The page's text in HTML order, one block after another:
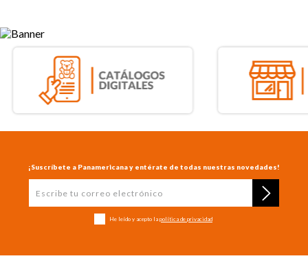
¡Suscríbete a Panamericana y entérate de todas nuestras novedades!
He leído y acepto la política de privacidad